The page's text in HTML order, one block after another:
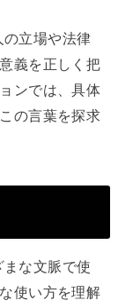
立場や法律
義を正しく把
ンでは、具体
の言葉を探求
まな文脈で使
使い方を理解